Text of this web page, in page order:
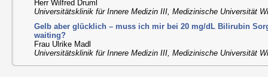
Herr Wilfred Druml
Universitätsklinik für Innere Medizin III, Medizinische Universität
Gelb aber glücklich – muss ich mir bei 20 mg/dL Bilirubin
waiting?
Frau Ulrike Madl
Universitätsklinik für Innere Medizin III, Medizinische Universität